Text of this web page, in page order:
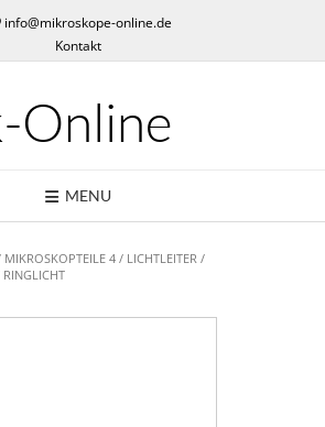
info@mikroskope-online.de
Kontakt
Online
MENU
MIKROSKOPTEILE 4 / LICHTLEITER /